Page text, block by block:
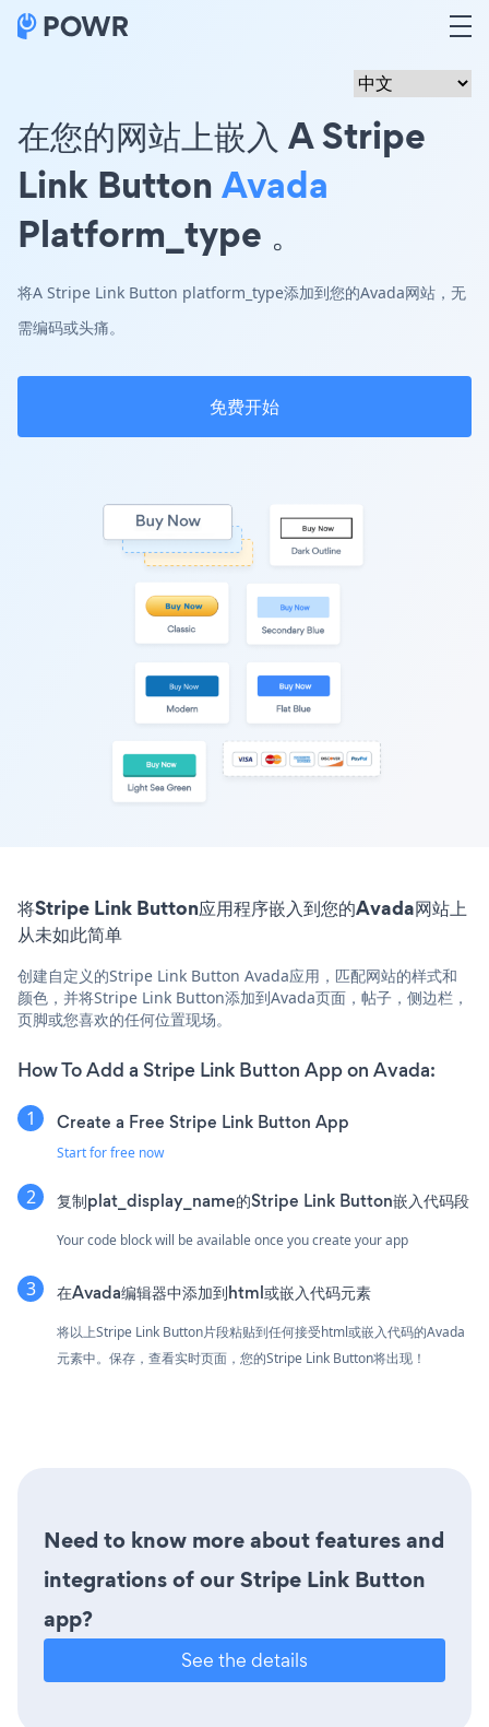
在您的网站上嵌入 A Stripe
Link ButtonAvada
Platform_type 。
将A Stripe Link Button platform_type添加到您的Avada网站，无
需编码或头痛。
免费开始
将Stripe Link Button应用程序嵌入到您的Avada网站上
从未如此简单
创建自定义的Stripe Link Button Avada应用，匹配网站的样式和
颜色，并将Stripe Link Button添加到Avada页面，帖子，侧边栏，
页脚或您喜欢的任何位置现场。
How To Add a Stripe Link Button App on Avada:
Create a Free Stripe Link Button App
Start for free now
复制plat_display_name的Stripe Link Button嵌入代码段
Your code block will be available once you create your app
在Avada编辑器中添加到html或嵌入代码元素
将以上Stripe Link Button片段粘贴到任何接受html或嵌入代码的Avada
元素中。保存，查看实时页面，您的Stripe Link Button将出现！
Need to know more about features and
integrations of our Stripe Link Button
app?
See the details